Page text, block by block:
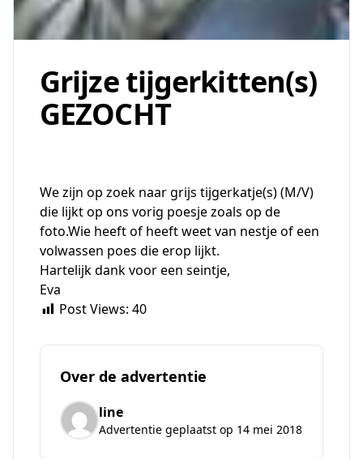
Grijze tijgerkitten(s)
GEZOCHT
We zijn op zoek naar grijs tijgerkatje(s) (M/V)
die lijkt op ons vorig poesje zoals op de
foto.Wie heeft of heeft weet van nestje of een
volwassen poes die erop lijkt.
Hartelijk dank voor een seintje,
Eva
Post Views: 40
Over de advertentie
line
Advertentie geplaatst op 14 mei 2018